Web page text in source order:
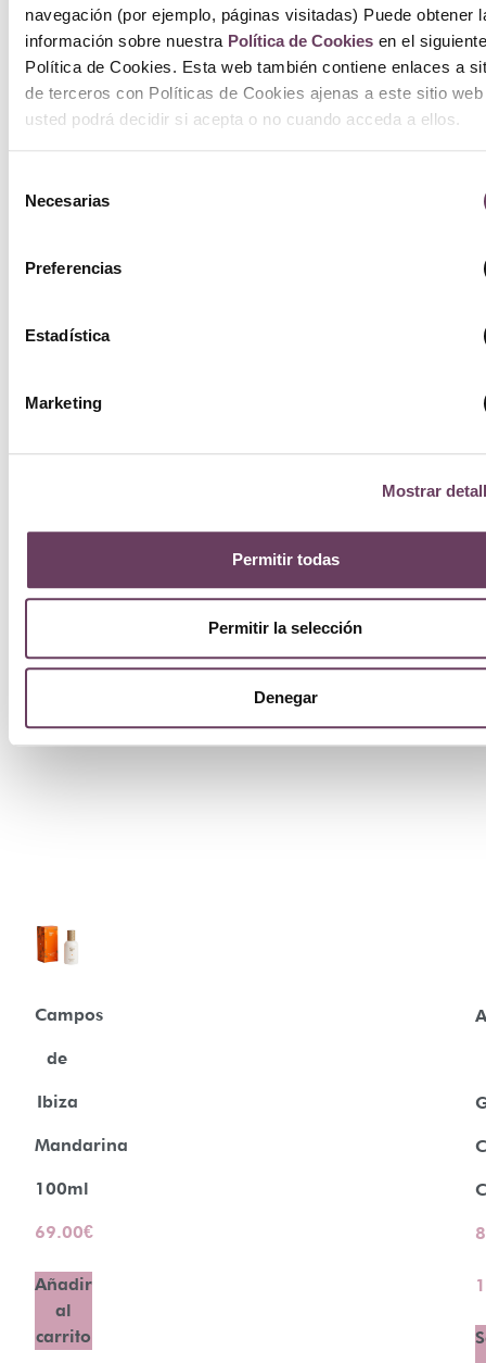
navegación (por ejemplo, páginas visitadas) Puede obtener
información sobre nuestra Política de Cookies en el
Política de Cookies. Esta web también contiene enlaces a
de terceros con Políticas de Cookies ajenas a este sitio web
usted podrá decidir si acepta o no cuando acceda a ellos.
Necesarias
Preferencias
Estadística
Marketing
Mostrar
Permitir todas
Permitir la selección
Denegar
Campos
de
Ibiza
Mandarina
100ml
69.00€
Añadir
al
carrito